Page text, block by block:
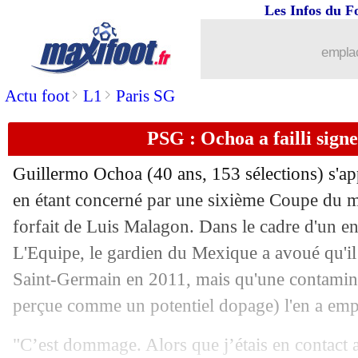
Actu foot> L1 > Paris SG
Les Infos du
PSG : Ochoa a failli
Guillermo Ochoa (40 ans, 153 sélections)
en étant concerné par une sixième Coupe du
forfait de Luis Malagon. Dans le cadre d'un
L'Equipe, le gardien du Mexique a avoué
Saint-Germain en 2011, mais qu'une
perçue comme un potentiel dopage) l'en a
"C’est dommage. Alors que j’étais en
UEFA: Artan va arbitrer la
11/06 Brest: Roy prêt à claquer la porte ?
11/06 EdF: Zidane, la prédiction de
11/06 Real: Mourinho insiste pour
11/06 Nice : Vanhoutte, ça bouge avec
11/06 CdM 2026 : combien de points pour
Man City : Gvardiol bientôt